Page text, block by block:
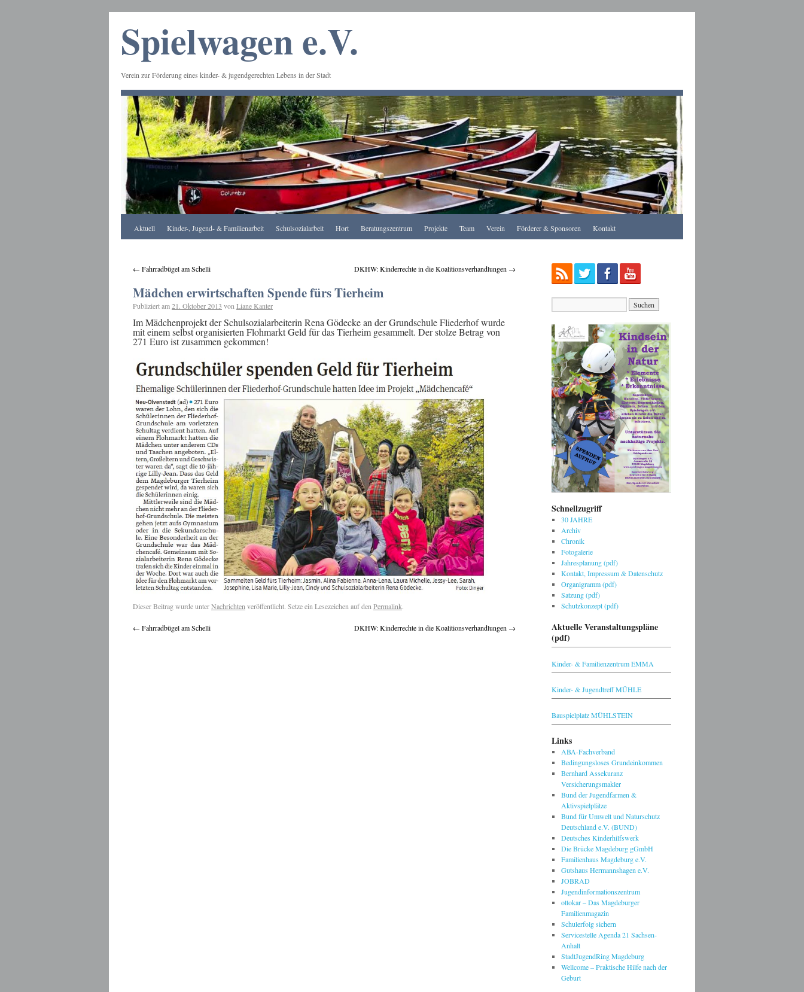
Spielwagen e.V.
Verein zur Förderung eines kinder- & jugendgerechten Lebens in der Stadt
Apotheke
Aktuell Kinder-, Jugend- & Familienarbeit Schulsozialarbeit Hort Beratungszentrum Projekte Team Verein Förderer & Sponsoren Kontakt
← Fahrradbügel am Schelli DKHW: Kinderrechte in die Koalitionsverhandlungen →
Mädchen erwirtschaften Spende fürs Tierheim
Publiziert am21. Oktober 2013 von Liane Kanter
Im Mädchenprojekt der Schulsozialarbeiterin Rena Gödecke an der Grundschule Fliederhof wurde
mit einem selbst organisierten Flohmarkt Geld für das Tierheim gesammelt. Der stolze Betrag von
271 Euro ist zusammen gekommen!
Dieser Beitrag wurde unterNachrichten veröffentlicht. Setze ein Lesezeichen auf den Permalink.
← Fahrradbügel am Schelli DKHW: Kinderrechte in die Koalitionsverhandlungen →
Schnellzugriff
30 JAHRE
Archiv
Chronik
Fotogalerie
Jahresplanung (pdf)
Kontakt, Impressum & Datenschutz
Organigramm (pdf)
Satzung (pdf)
Schutzkonzept (pdf)
Aktuelle Veranstaltungspläne
(pdf)
Kinder- & Familienzentrum EMMA
Kinder- & Jugendtreff MÜHLE
Bauspielplatz MÜHLSTEIN
Links
ABA-Fachverband
Bedingungsloses Grundeinkommen
Bernhard Assekuranz
Versicherungsmakler
Bund der Jugendfarmen &
Aktivspielplätze
Bund für Umwelt und Naturschutz
Deutschland e.V. (BUND)
Deutsches Kinderhilfswerk
Die Brücke Magdeburg gGmbH
Familienhaus Magdeburg e.V.
Gutshaus Hermannshagen e.V.
JOBRAD
Jugendinformationszentrum
ottokar – Das Magdeburger
Familienmagazin
Schulerfolg sichern
Servicestelle Agenda 21 Sachsen-
Anhalt
StadtJugendRing Magdeburg
Wellcome – Praktische Hilfe nach der
Geburt